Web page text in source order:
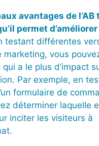
avantages de l’AB
permet
testant différentes
marketing, vous
a le plus d’impact
Par exemple, en
formulaire de
déterminer laquelle
inciter les visiteurs à